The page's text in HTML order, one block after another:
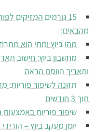
15 גורמים המזיקים
מהבאים:
מהו ביוץ ומתי הוא מתרחש? 5 סימנים ברורים
מחשבון ביוץ: חישוב
ותאריך הווסת הבאה
תזונה לשיפור פוריות:
תוך 3 חודשים
שיפור פוריות באמצעות
יומן מעקב ביוץ –